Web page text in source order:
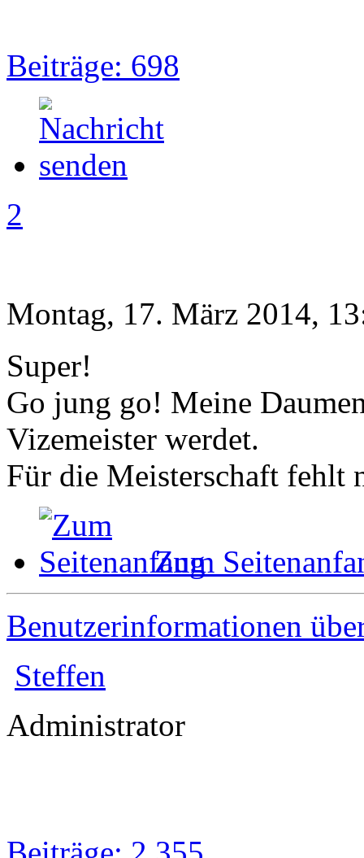
Beiträge: 698
2
Montag, 17. März 2014,
Super!
Go jung go! Meine
Vizemeister werdet.
Für die Meisterschaft fehlt
Zum
Benutzerinformationen
Steffen
Administrator